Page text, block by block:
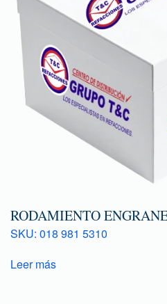
RODAMIENTO
SKU: 018 981 5310
Leer más